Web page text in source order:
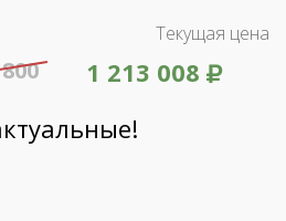
Текущая цена
1 213 008